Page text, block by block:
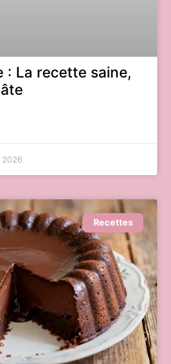
: La recette saine,
2026
Recettes